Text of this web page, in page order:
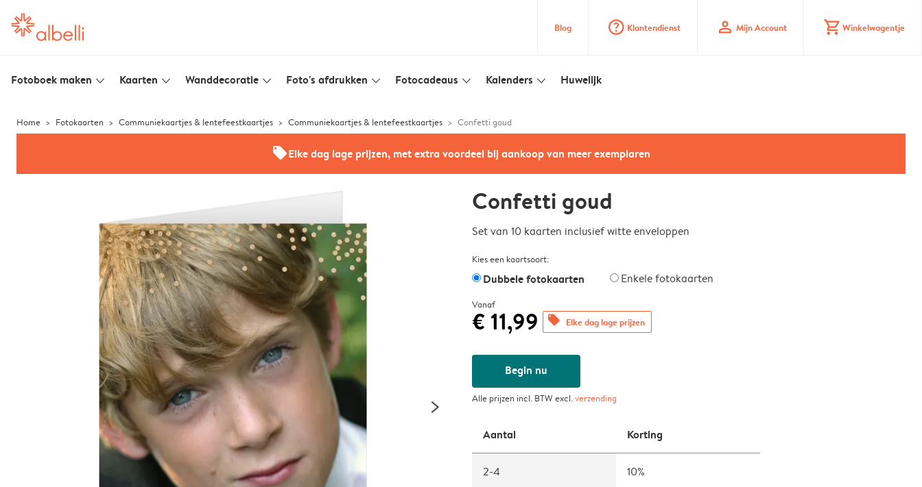
Blog question_mark_circle Klantendienst profile Mijn Account shopping_cart Winkelwagentje
Fotoboek maken slim_arrow_down Kaarten slim_arrow_down Wanddecoratie slim_arrow_down Foto's afdrukken slim_arrow_down Fotocadeaus slim_arrow_down Kalenders slim_arrow_down Huwelijk
Home Fotokaarten Communiekaartjes & lentefeestkaartjes Communiekaartjes & lentefeestkaartjes Confetti goud
offersElke dag lage prijzen, met extra voordeel bij aankoop van meer exemplaren
Confetti goud
Set van 10 kaarten inclusief witte enveloppen
Kies een kaartsoort:
Dubbele fotokaarten Enkele fotokaarten
Vanaf
€ 11,99 offers Elke dag lage prijzen
Begin nu
Alle prijzen incl. BTW excl.verzending
Aantal Korting
2-4 10%